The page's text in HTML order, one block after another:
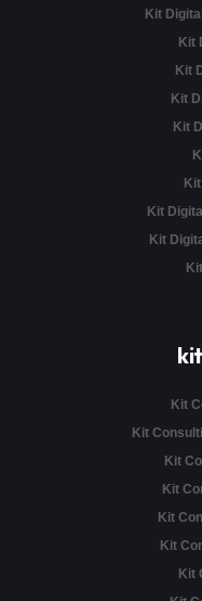
Kit
Kit
Kit
Kit
Kit
Kit
Kit
Kit
Kit
Kit
Kit
Kit
Kit
Kit